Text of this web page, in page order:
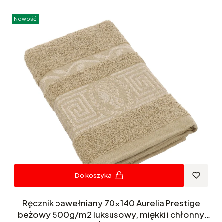
Nowość
Do koszyka
Ręcznik bawełniany 70x140 Aurelia Prestige
beżowy 500g/m2 luksusowy, miękki i chłonny